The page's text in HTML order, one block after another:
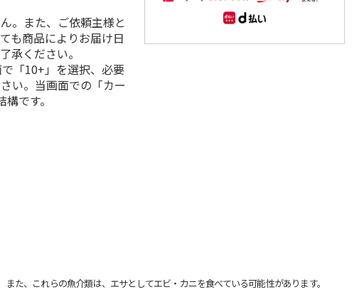
。また、ご依頼主様と
も商品によりお届け日
承ください。
「10+」を選択、必要
い。当画面での「カー
です。
た、これらの魚介類は、エサとしてエビ・カニを食べている可能性があります。